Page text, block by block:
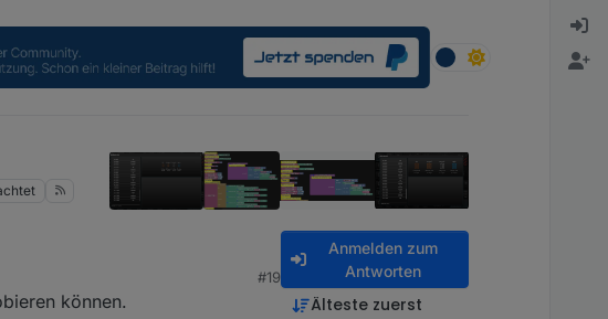
#19
können.
Anmelden zum
Antworten
Älteste zuerst